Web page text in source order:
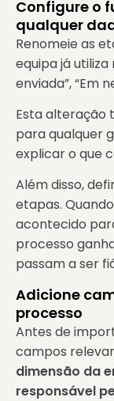
Configure o
qualquer
Renomeie as
equipa já utiliza
enviada”, “Em
Esta alteração
para qualquer
explicar o que
Além disso,
etapas.
acontecido
processo
passam a ser
Adicione
processo
Antes de
campos
dimensão da
responsável